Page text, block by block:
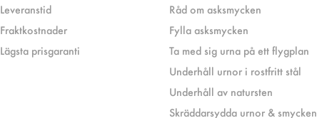
Leveranstid
Fraktkostnader
Lägsta prisgaranti
Råd om asksmycken
Fylla asksmycken
Ta med sig urna på ett flygplan
Underhåll urnor i rostfritt stål
Underhåll av natursten
Skräddarsydda urnor & smycken